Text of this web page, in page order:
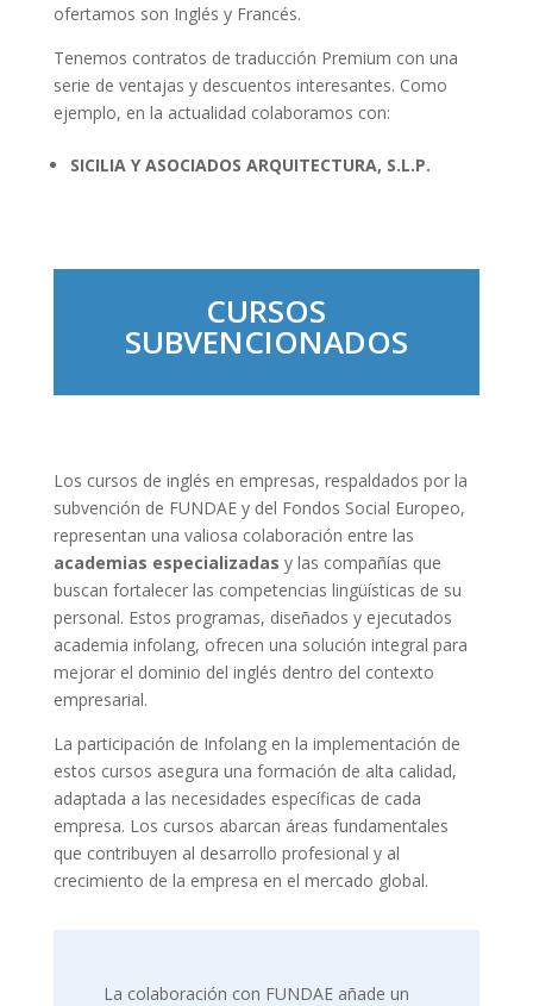
ofertamos son Inglés y Francés.
Tenemos contratos de traducción Premium con una
serie de ventajas y descuentos interesantes. Como
ejemplo, en la actualidad colaboramos con:
SICILIA Y ASOCIADOS ARQUITECTURA, S.L.P.
CURSOS
SUBVENCIONADOS
Los cursos de inglés en empresas, respaldados por la
subvención de FUNDAE y del Fondos Social Europeo,
representan una valiosa colaboración entre las
academias especializadas y las compañías que
buscan fortalecer las competencias lingüísticas de su
personal. Estos programas, diseñados y ejecutados
academia infolang, ofrecen una solución integral para
mejorar el dominio del inglés dentro del contexto
empresarial.
La participación de Infolang en la implementación de
estos cursos asegura una formación de alta calidad,
adaptada a las necesidades específicas de cada
empresa. Los cursos abarcan áreas fundamentales
que contribuyen al desarrollo profesional y al
crecimiento de la empresa en el mercado global.
La colaboración con FUNDAE añade un